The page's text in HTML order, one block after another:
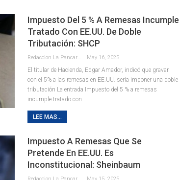
Impuesto Del 5 % A Remesas Incumple
Tratado Con EE.UU. De Doble
Tributación: SHCP
May 16, 2025
El titular de Hacienda, Edgar Amador, indicó que gravar
con el 5% a las remesas en EE.UU. sería imponer una doble
tributación La entrada Impuesto del 5 % a remesas
incumple tratado con…
LEE MAS...
Impuesto A Remesas Que Se
Pretende En EE.UU. Es
Inconstitucional: Sheinbaum
May 15, 2025